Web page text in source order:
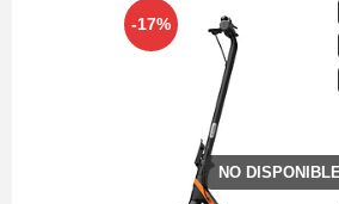
-17%
NO DISPONIBLE